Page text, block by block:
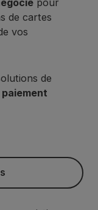
de cartes
vos
de
paiement